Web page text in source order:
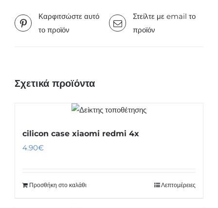
Καρφιτσώστε αυτό
το προϊόν
Στείλτε με email το
προϊόν
Σχετικά προϊόντα
cilicon case xiaomi redmi 4x
4.90€
Προσθήκη στο καλάθι Λεπτομέρειες